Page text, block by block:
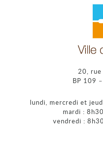
20, rue
BP 109
lundi, mercredi et
mardi :
vendredi :